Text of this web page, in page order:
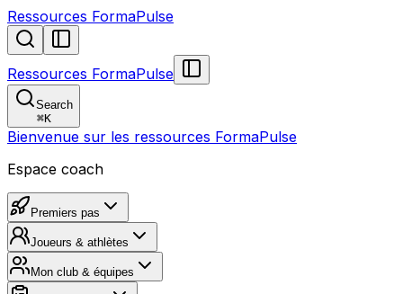
Ressources FormaPulse
Ressources FormaPulse
Search
⌘K
Bienvenue sur les ressources FormaPulse
Espace coach
Premiers pas
Joueurs & athlètes
Mon club & équipes